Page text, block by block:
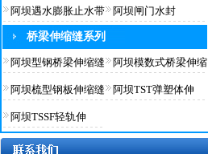
阿坝遇水膨胀止水带 阿坝闸门水封
桥梁伸缩缝系列
阿坝型钢桥梁伸缩缝 阿坝模数式桥梁伸缩
阿坝梳型钢板伸缩缝 阿坝TST弹塑体伸
阿坝TSSF轻轨伸